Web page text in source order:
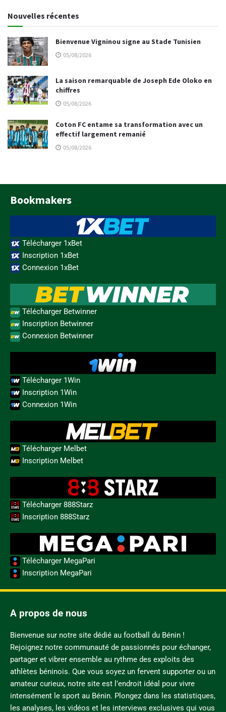
Nouvelles récentes
Bienvenue Vigninou signe au Stade Tunisien
05/08/2026
La saison remarquable de Joseph Ede Oloko en
chiffres
05/08/2026
Coton FC entame sa transformation avec un
effectif largement remanié
05/08/2026
Bookmakers
Télécharger 1xBet
Inscription 1xBet
Connexion 1xBet
Télécharger Betwinner
Inscription Betwinner
Connexion Betwinner
Télécharger 1Win
Inscription 1Win
Connexion 1Win
Télécharger Melbet
Inscription Melbet
Télécharger 888Starz
Inscription 888Starz
Télécharger MegaPari
Inscription MegaPari
A propos de nous
Bienvenue sur notre site dédié au football du Bénin !
Rejoignez notre communauté de passionnés pour échanger,
partager et vibrer ensemble au rythme des exploits des
athlètes béninois. Que vous soyez un fervent supporter ou un
amateur curieux, notre site est l’endroit idéal pour vivre
intensément le sport au Bénin. Plongez dans les statistiques,
les analyses, les vidéos et les interviews exclusives qui vous